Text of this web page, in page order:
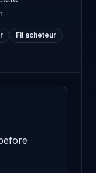
Fil acheteur